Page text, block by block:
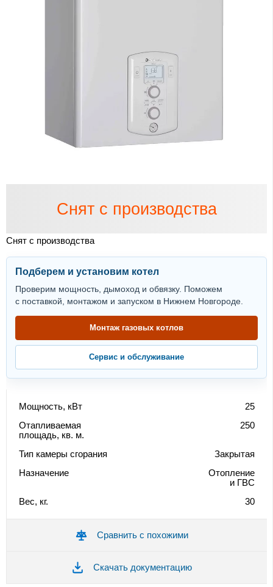
Снят с производства
Снят с производства
Подберем и установим котел
Проверим мощность, дымоход и обвязку. Поможем
с поставкой, монтажом и запуском в Нижнем Новгороде.
Монтаж газовых котлов
Сервис и обслуживание
Мощность, кВт
25
Отапливаемая
площадь, кв. м.
250
Тип камеры сгорания
Закрытая
Назначение
Отопление
и ГВС
Вес, кг.
30
Сравнить с похожими
Скачать документацию